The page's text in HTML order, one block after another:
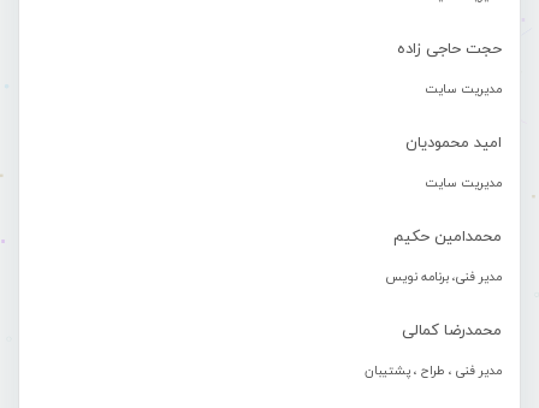
حجت حاجی زاده
مدیریت سایت
امید محمودیان
مدیریت سایت
محمدامین حکیم
مدیر فنی، برنامه نویس
محمدرضا کمالی
مدیر فنی ، طراح ، پشتیبان